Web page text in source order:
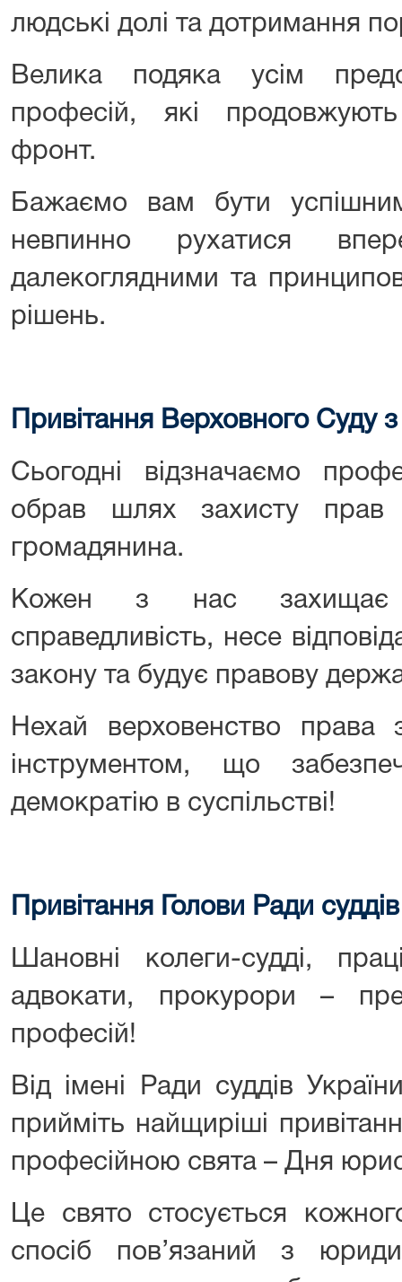
людські долі та дотримання
Велика подяка усім
професій, які
фронт.
Бажаємо вам бути
невпинно рухатися
далекоглядними та
рішень.
Привітання Верховного Суду
Сьогодні відзначаємо
обрав шлях захисту
громадянина.
Кожен з нас захищає
справедливість, несе
закону та будує правову
Нехай верховенство права
інструментом, що
демократію в суспільстві!
Привітання Голови Ради
Шановні колеги-судді,
адвокати, прокурори –
професій!
Від імені Ради суддів
прийміть найщиріші
професійною свята – Дня
Це свято стосується
спосіб пов’язаний з